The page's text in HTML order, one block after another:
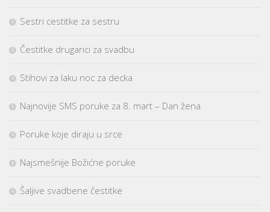
Sestri cestitke za sestru
Čestitke drugarici za svadbu
Stihovi za laku noc za decka
Najnovije SMS poruke za 8. mart – Dan žena
Poruke koje diraju u srce
Najsmešnije Božićne poruke
Šaljive svadbene čestitke